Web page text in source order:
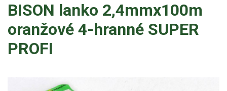
BISON lanko 2,4mmx100m
oranžové 4-hranné SUPER
PROFI